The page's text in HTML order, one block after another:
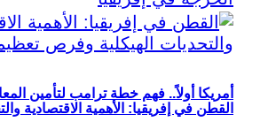
أمريكا أولاً.. فهم خطة ترامب لتأمين
القطن في إفريقيا: الأهمية الاقتصادية